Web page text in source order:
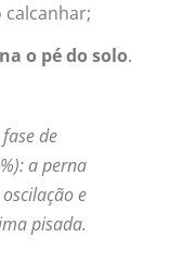
o pé do solo.
de
a perna
e
pisada.